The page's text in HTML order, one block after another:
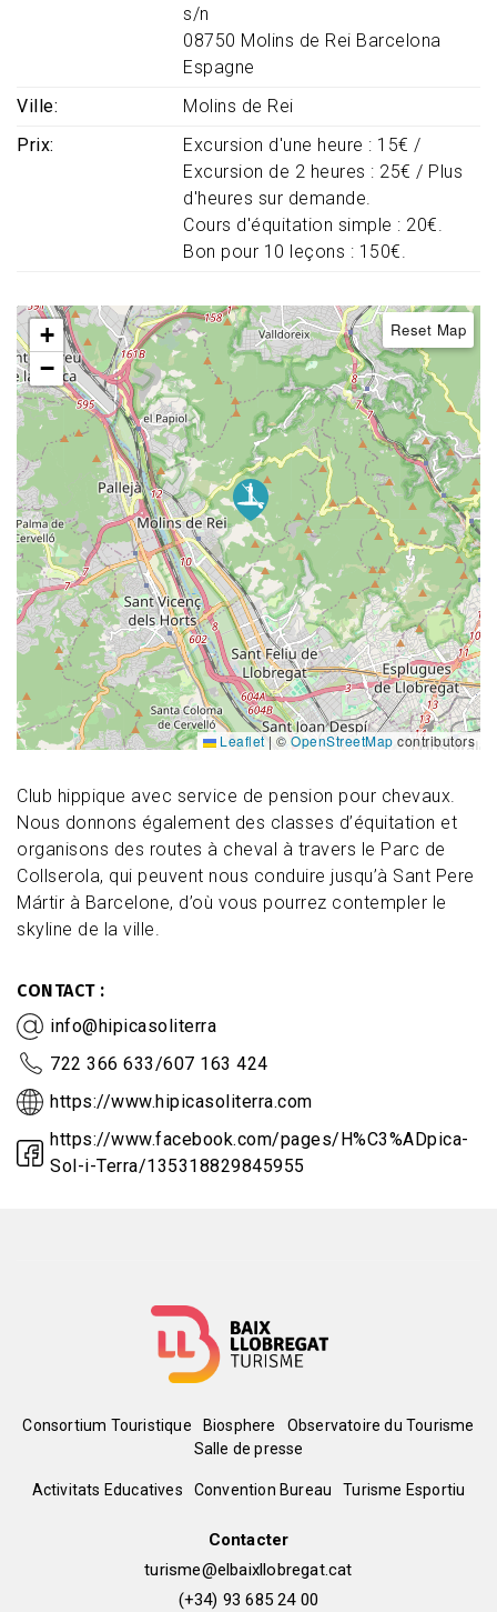
Club hippique avec service de pension pour chevaux.
Nous donnons également des classes d’équitation et
organisons des routes à cheval à travers le Parc de
Collserola, qui peuvent nous conduire jusqu’à Sant Pere
Mártir à Barcelone, d’où vous pourrez contempler le
skyline de la ville.
CONTACT
info@hipicasoliterra
722 366 633/607 163 424
https://www.hipicasoliterra.com
https://www.facebook.com/pages/H%C3%ADpica-
Sol-i-Terra/135318829845955
s/n
08750 Molins de Rei Barcelona
Espagne
Ville
Molins de Rei
Prix
Excursion d'une heure : 15€ /
Excursion de 2 heures : 25€ / Plus
d'heures sur demande.
Cours d'équitation simple : 20€.
Bon pour 10 leçons : 150€.
+
−
Reset Map
Leaflet | ©OpenStreetMap contributors
Menú
del
Consortium Touristique Biosphere
Observatoire du Tourisme
Salle de presse
Peu
Activitats Educatives Convention Bureau Turisme Esportiu
Contacter
turisme@elbaixllobregat.cat
(+34) 93 685 24 00